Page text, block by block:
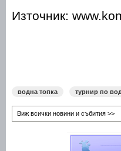
Източник:
водна топка турнир по
Виж всички новини и събития >>